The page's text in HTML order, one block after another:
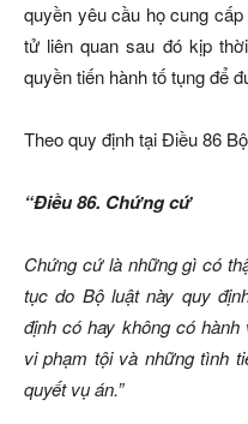
quyền yêu cầu họ cung
tử liên quan sau đó kịp
quyền tiến hành tố tụng để
Theo quy định tại Điều 86
“Điều 86. Chứng cứ
Chứng cứ là những gì có
tục do Bộ luật này quy
định có hay không có
vi phạm tội và những tình
quyết vụ án.”